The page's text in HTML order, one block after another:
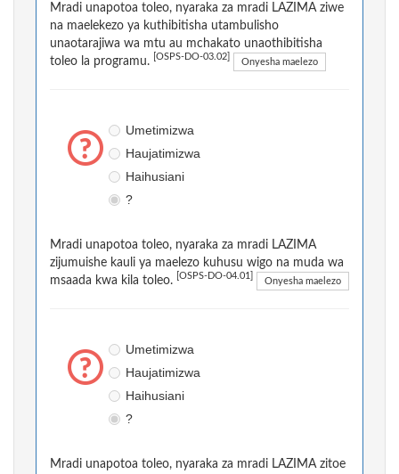
Mradi unapotoa toleo, nyaraka za mradi LAZIMA ziwe
na maelekezo ya kuthibitisha utambulisho
unaotarajiwa wa mtu au mchakato unaothibitisha
toleo la programu.
[OSPS-DO-03.02] Onyesha maelezo
Umetimizwa
Haujatimizwa
Haihusiani
?
Mradi unapotoa toleo, nyaraka za mradi LAZIMA
zijumuishe kauli ya maelezo kuhusu wigo na muda wa
msaada kwa kila toleo.
[OSPS-DO-04.01] Onyesha maelezo
Umetimizwa
Haujatimizwa
Haihusiani
?
Mradi unapotoa toleo, nyaraka za mradi LAZIMA zitoe